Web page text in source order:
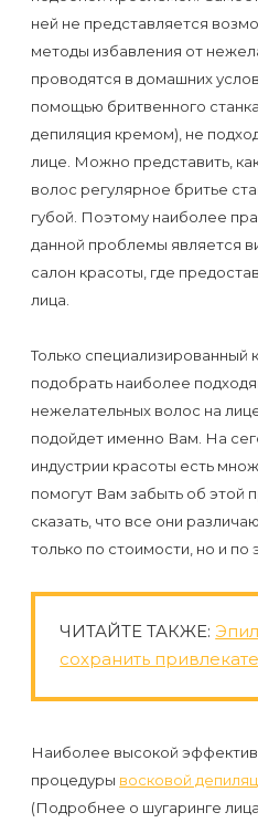
Эпиляция
Мужская
депиляция
Бикини-
дизайн
компании
Мастера
Отзывы
Материалы
и
Партнерство
Администраторы
Контакты
Вопросы-
ответы
Статьи
Форум
Карта
сайта
ВАЖНО
Подготовка
к
процедуре
эпиляции
воском
сахаром
Эпиляция
в
Сфинксе
и
Формула-1
первый
важным
событием
КОНТАКТЫ
ней не представляется
методы избавления от
проводятся в домашних
помощью бритвенного
депиляция кремом), не
лице. Можно представить,
волос регулярное бритье
губой. Поэтому наиболее
данной проблемы является
салон красоты, где
лица.
Только специализированный
подобрать наиболее
нежелательных волос на
подойдет именно Вам. На
индустрии красоты есть
помогут Вам забыть об этой
сказать, что все они
только по стоимости, но и по
ЧИТАЙТЕ ТАКЖЕ:
сохранить
Наиболее высокой
процедуры восковой
(Подробнее о шугаринге